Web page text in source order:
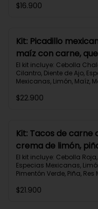
Molida (150g/p), Receta
$16.900
Kit: Picadillo
maíz con carne,
criollas y crema de
139
El kit incluye: Cebolla
Cilantro, Diente de Ajo,
Mexicanas, Limón, Maíz,
Mozzarella Rallado, Carne
Grasas 30g | Proteínas
$22.900
Kit: Tacos de carne
crema de limón,
especias-17
El kit incluye: Cebolla
Especias Mexicanas,
Pimentón Verde, Piña, Res
Tortillas de Harina (3/p) y
$21.900